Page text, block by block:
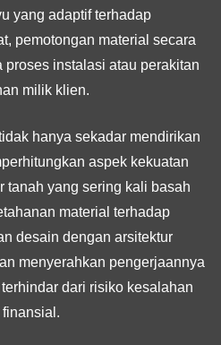
yang adaptif terhadap
pemotongan material secara
instalasi atau perakitan
milik klien.
hanya sekadar mendirikan
aspek kekuatan
tanah yang sering kali basah
material terhadap
desain dengan arsitektur
menyerahkan pengerjaannya
dari risiko kesalahan